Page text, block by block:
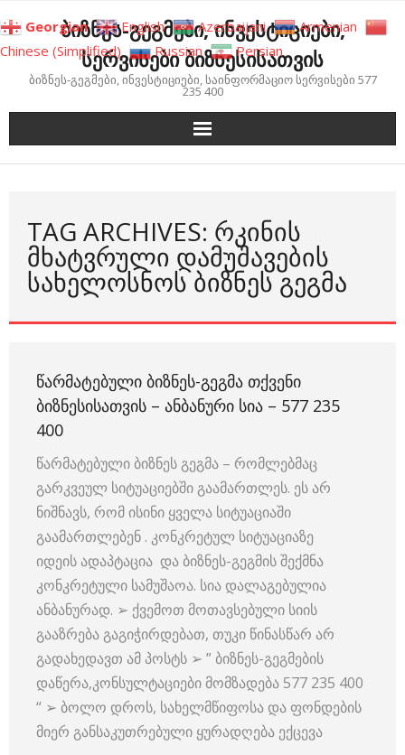
to
content
ბიზნეს-გეგმები, ინვესტიციები,
სერვისები ბიზნესისათვის
ბიზნეს-გეგმები, ინვესტიციები, საინფორმაციო სერვისები 577
235 400
TAG ARCHIVES: ᲠᲙᲘᲜᲘᲡ
ᲛᲮᲐᲢᲕᲠᲣᲚᲘ ᲓᲐᲛᲣᲨᲐᲕᲔᲑᲘᲡ
ᲡᲐᲮᲔᲚᲝᲡᲜᲝᲡ ᲑᲘᲖᲜᲔᲡ ᲒᲔᲒᲛᲐ
ᲬᲐᲠᲛᲐᲢᲔᲑᲣᲚᲘ ᲑᲘᲖᲜᲔᲡ-ᲒᲔᲒᲛᲐ ᲗᲥᲕᲔᲜᲘ
ᲑᲘᲖᲜᲔᲡᲘᲡᲐᲗᲕᲘᲡ – ᲐᲜᲑᲐᲜᲣᲠᲘ ᲡᲘᲐ – 577 235
400
წარმატებული ბიზნეს გეგმა – რომლებმაც
გარკვეულ სიტუაციებში გაამართლეს. ეს არ
ნიშნავს, რომ ისინი ყველა სიტუაციაში
გაამართლებენ . კონკრეტულ სიტუაციაზე
იდეის ადაპტაცია და ბიზნეს-გეგმის შექმნა
კონკრეტული სამუშაოა. სია დალაგებულია
ანბანურად. ➢ ქვემოთ მოთავსებული სიის
გააზრება გაგიჭირდებათ, თუკი წინასწარ არ
გადახედავთ ამ პოსტს ➢ ” ბიზნეს-გეგმების
დაწერა,კონსულტაციები მომზადება 577 235 400
“ ➢ ბოლო დროს, სახელმწიფოსა და ფონდების
მიერ განსაკუთრებული ყურადღება ექცევა
Georgian English Azerbaijani
Armenian
Chinese (Simplified)
Russian Persian